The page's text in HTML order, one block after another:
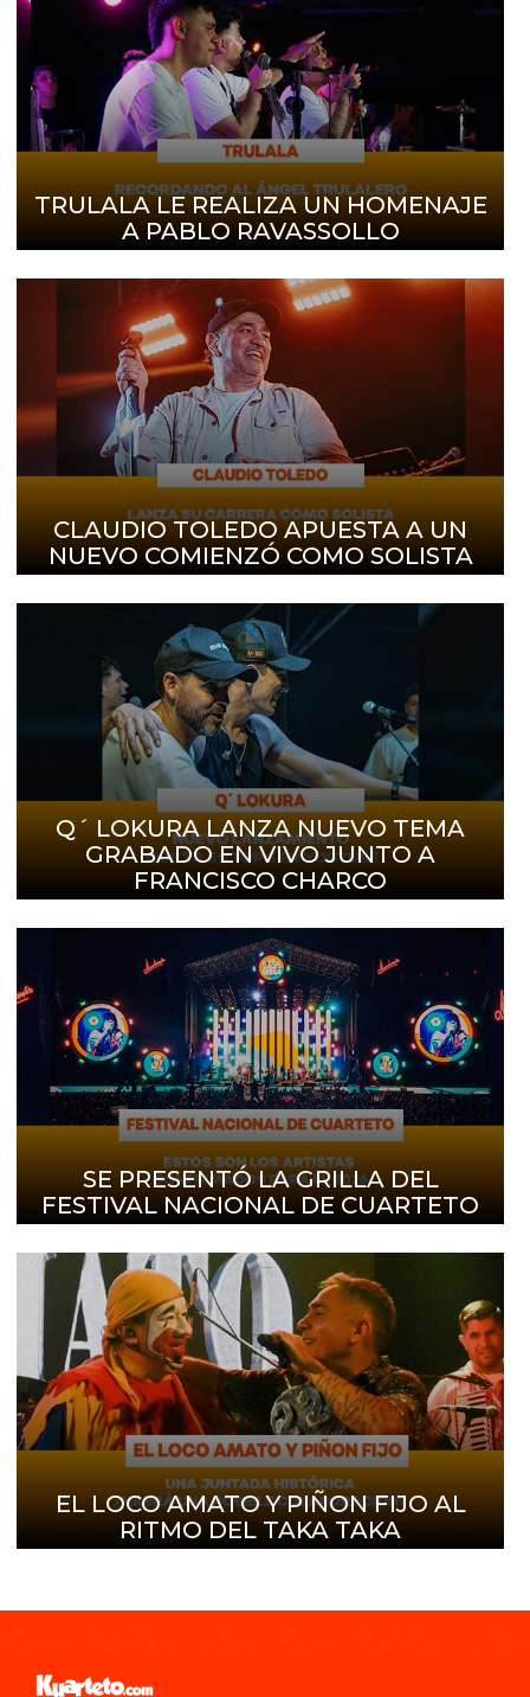
TRULALA LE REALIZA UN HOMENAJE
A PABLO RAVASSOLLO
CLAUDIO TOLEDO APUESTA A UN
NUEVO COMIENZÓ COMO SOLISTA
Q´ LOKURA LANZA NUEVO TEMA
GRABADO EN VIVO JUNTO A
FRANCISCO CHARCO
SE PRESENTÓ LA GRILLA DEL
FESTIVAL NACIONAL DE CUARTETO
EL LOCO AMATO Y PIÑON FIJO AL
RITMO DEL TAKA TAKA